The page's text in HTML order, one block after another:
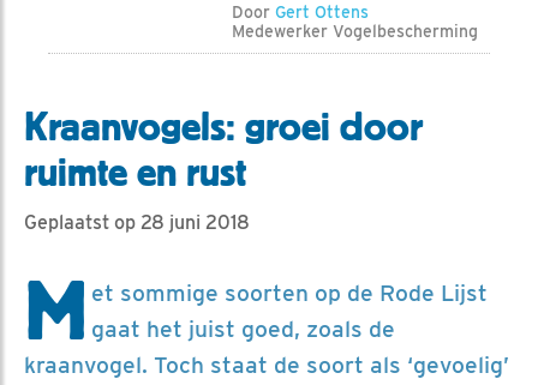
Door Gert Ottens
Medewerker Vogelbescherming
Kraanvogels: groei door
ruimte en rust
Geplaatst op 28 juni 2018
M et sommige soorten op de Rode Lijst
gaat het juist goed, zoals de
kraanvogel. Toch staat de soort als ‘gevoelig’